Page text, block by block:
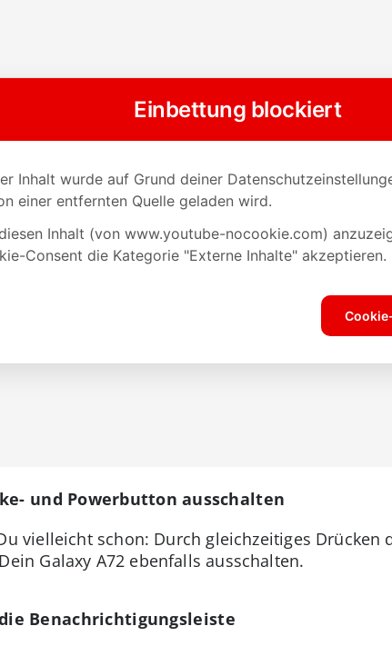
und Powerbutton ausschalten
vielleicht schon: Durch gleichzeitiges Drücken
Galaxy A72 ebenfalls ausschalten.
Benachrichtigungsleiste